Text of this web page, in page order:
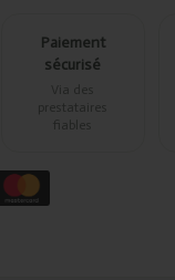
Paiement
sécurisé
Via des
prestataires
fiables